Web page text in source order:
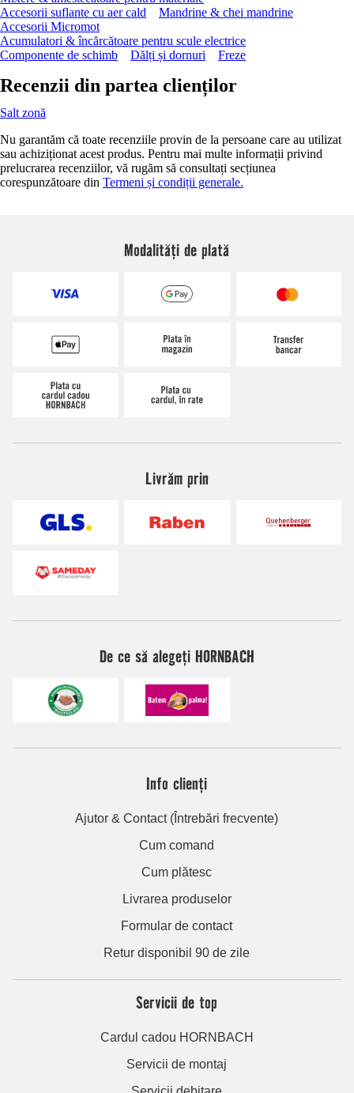
Accesorii suflante cu aer cald
Mandrine & chei mandrine
Accesorii Micromot
Acumulatori & încărcătoare pentru scule electrice
Componente de schimb
Dălți și dornuri Freze
Recenzii din partea clienților
Salt zonă
Nu garantăm că toate recenziile provin de la persoane care au utilizat
sau achiziționat acest produs. Pentru mai multe informații privind
prelucrarea recenziilor, vă rugăm să consultați secțiunea
corespunzătoare din Termeni și condiții generale.
Modalități de plată
Livrăm prin
De ce să alegeți HORNBACH
Info clienți
Ajutor & Contact (Întrebări frecvente)
Cum comand
Cum plătesc
Livrarea produselor
Formular de contact
Retur disponibil 90 de zile
Servicii de top
Cardul cadou HORNBACH
Servicii de montaj